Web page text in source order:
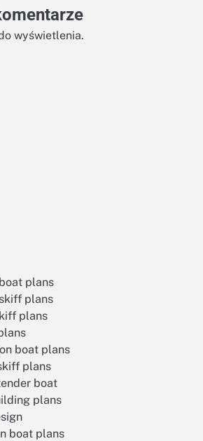
wyświetlenia.
plans
plans
plans
boat plans
plans
boat
plans
boat plans